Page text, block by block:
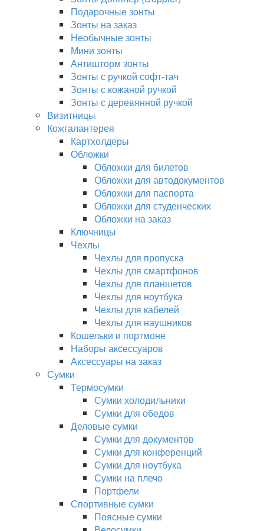
Подарочные зонты
Зонты на заказ
Необычные зонты
Мини зонты
Антишторм зонты
Зонты с ручкой софт-тач
Зонты с кожаной ручкой
Зонты с деревянной ручкой
Визитницы
Кожгалантерея
Картхолдеры
Обложки
Обложки для билетов
Обложки для автодокументов
Обложки для паспорта
Обложки для студенческих
Обложки на заказ
Ключницы
Чехлы
Чехлы для пропуска
Чехлы для смартфонов
Чехлы для планшетов
Чехлы для ноутбука
Чехлы для кабелей
Чехлы для наушников
Кошельки и портмоне
Наборы аксессуаров
Аксессуары на заказ
Сумки
Термосумки
Сумки холодильники
Сумки для обедов
Деловые сумки
Сумки для документов
Сумки для конференций
Сумки для ноутбука
Сумки на плечо
Портфели
Спортивные сумки
Поясные сумки